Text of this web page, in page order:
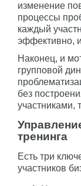
изменение
процессы
каждый
эффективно,
Наконец, и
групповой
без
участниками,
тренинга
Есть три
участников